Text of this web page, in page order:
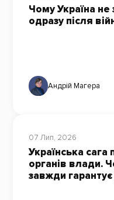
Чому Україна
одразу після
Андрій Магера
07 Лип, 2026
Українська
органів влади.
завжди